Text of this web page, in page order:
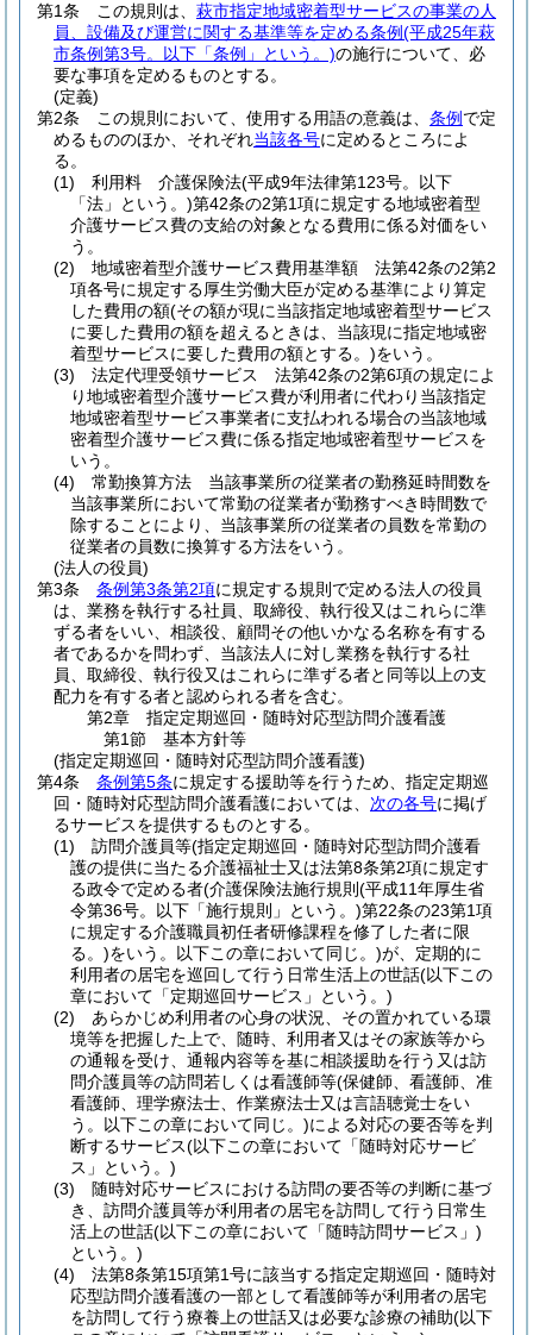
第1条
この規則は、 萩市指定地域密着型サービスの事業の人
員、設備及び運営に関する基準等を定める条例(平成25年萩
市条例第3号。以下「条例」という。)の施行について、必
要な事項を定めるものとする。
(定義)
第2条
この規則において、使用する用語の意義は、 条例 で定
めるもののほか、それぞれ当該各号に定めるところによ
る。
(1)
利用料 介護保険法(平成9年法律第123号。以下
「法」という。)第42条の2第1項に規定する地域密着型
介護サービス費の支給の対象となる費用に係る対価をい
う。
(2)
地域密着型介護サービス費用基準額 法第42条の2第2
項各号に規定する厚生労働大臣が定める基準により算定
した費用の額(その額が現に当該指定地域密着型サービス
に要した費用の額を超えるときは、当該現に指定地域密
着型サービスに要した費用の額とする。)をいう。
(3)
法定代理受領サービス 法第42条の2第6項の規定によ
り地域密着型介護サービス費が利用者に代わり当該指定
地域密着型サービス事業者に支払われる場合の当該地域
密着型介護サービス費に係る指定地域密着型サービスを
いう。
(4)
常勤換算方法 当該事業所の従業者の勤務延時間数を
当該事業所において常勤の従業者が勤務すべき時間数で
除することにより、当該事業所の従業者の員数を常勤の
従業者の員数に換算する方法をいう。
(法人の役員)
第3条
条例第3条第2項に規定する規則で定める法人の役員
は、業務を執行する社員、取締役、執行役又はこれらに準
ずる者をいい、相談役、顧問その他いかなる名称を有する
者であるかを問わず、当該法人に対し業務を執行する社
員、取締役、執行役又はこれらに準ずる者と同等以上の支
配力を有する者と認められる者を含む。
第2章
指定定期巡回・随時対応型訪問介護看護
第1節
基本方針等
(指定定期巡回・随時対応型訪問介護看護)
第4条
条例第5条に規定する援助等を行うため、指定定期巡
回・随時対応型訪問介護看護においては、 次の各号に掲げ
るサービスを提供するものとする。
(1)
訪問介護員等(指定定期巡回・随時対応型訪問介護看
護の提供に当たる介護福祉士又は法第8条第2項に規定す
る政令で定める者(介護保険法施行規則 (平成11年厚生省
令第36号。以下「施行規則」という。)第22条の23第1項
に規定する介護職員初任者研修課程を修了した者に限
る。)をいう。以下この章において同じ。)が、定期的に
利用者の居宅を巡回して行う日常生活上の世話(以下この
章において「定期巡回サービス」という。)
(2)
あらかじめ利用者の心身の状況、その置かれている環
境等を把握した上で、随時、利用者又はその家族等から
の通報を受け、通報内容等を基に相談援助を行う又は訪
問介護員等の訪問若しくは看護師等(保健師、看護師、准
看護師、理学療法士、作業療法士又は言語聴覚士をい
う。以下この章において同じ。)による対応の要否等を判
断するサービス(以下この章において「随時対応サービ
ス」という。)
(3)
随時対応サービスにおける訪問の要否等の判断に基づ
き、訪問介護員等が利用者の居宅を訪問して行う日常生
活上の世話(以下この章において「随時訪問サービス」)
という。)
(4)
法第8条第15項第1号に該当する指定定期巡回・随時対
応型訪問介護看護の一部として看護師等が利用者の居宅
を訪問して行う療養上の世話又は必要な診療の補助(以下